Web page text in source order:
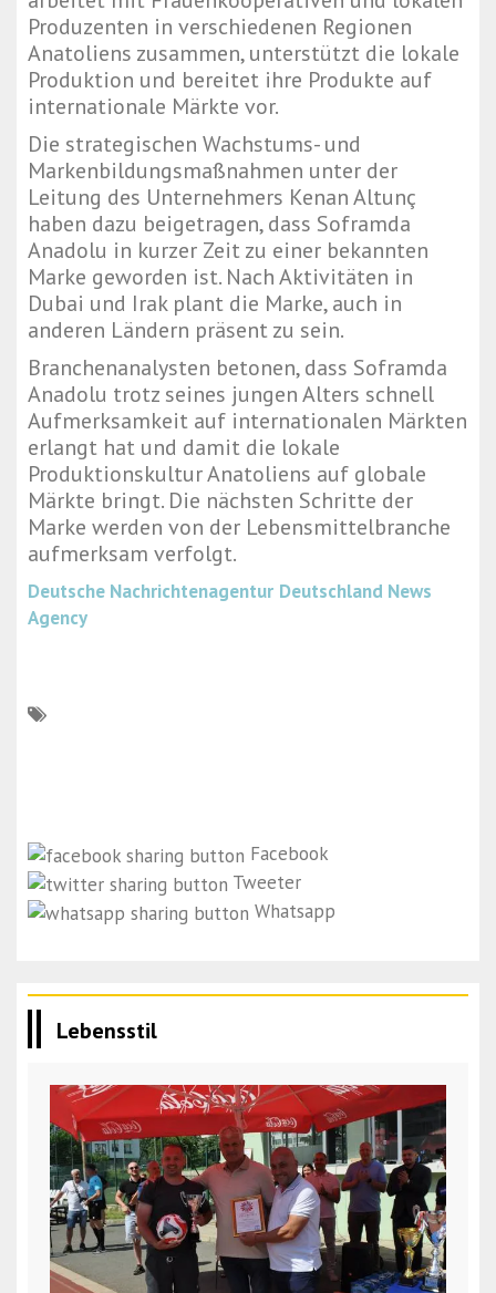
Produzenten in verschiedenen Regionen
Anatoliens zusammen, unterstützt die lokale
Produktion und bereitet ihre Produkte auf
internationale Märkte vor.
Die strategischen Wachstums- und
Markenbildungsmaßnahmen unter der
Leitung des Unternehmers Kenan Altunç
haben dazu beigetragen, dass Soframda
Anadolu in kurzer Zeit zu einer bekannten
Marke geworden ist. Nach Aktivitäten in
Dubai und Irak plant die Marke, auch in
anderen Ländern präsent zu sein.
Branchenanalysten betonen, dass Soframda
Anadolu trotz seines jungen Alters schnell
Aufmerksamkeit auf internationalen Märkten
erlangt hat und damit die lokale
Produktionskultur Anatoliens auf globale
Märkte bringt. Die nächsten Schritte der
Marke werden von der Lebensmittelbranche
aufmerksam verfolgt.
Deutsche Nachrichtenagentur Deutschland News
Agency
Facebook
Tweeter
Whatsapp
Lebensstil